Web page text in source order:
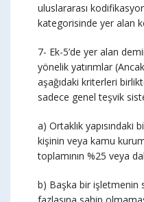
uluslararası
kategorisinde yer alan
7- Ek-5’de yer alan
yönelik yatırımlar
aşağıdaki kriterleri
sadece genel teşvik
a) Ortaklık yapısındaki
kişinin veya kamu
toplamının %25 veya
b) Başka bir işletmenin